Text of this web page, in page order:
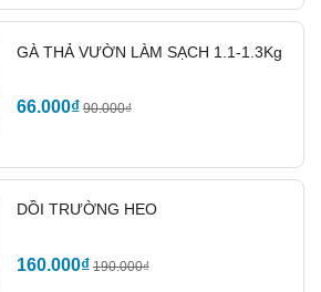
ĂN HẤP DẪN
BẮP HEO
heo
ăn truyền thống mang tinh hoa văn
GÀ THẢ VƯỜN LÀM SẠCH 1.1-1.3Kg
66.000₫ 90.000₫
DỒI TRƯỜNG HEO
160.000₫ 190.000₫